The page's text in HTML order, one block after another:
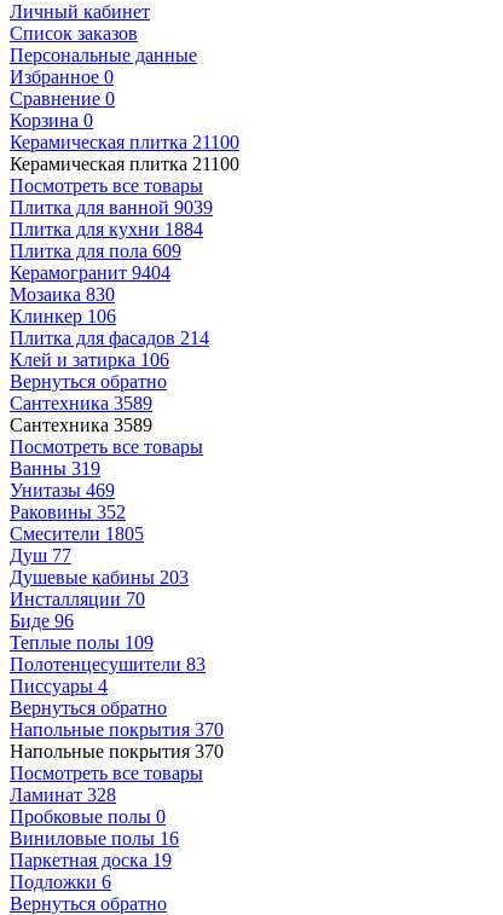
Личный кабинет
Список заказов
Персональные данные
Избранное 0
Сравнение 0
Корзина 0
Керамическая плитка 21100
Керамическая плитка 21100
Посмотреть все товары
Плитка для ванной 9039
Плитка для кухни 1884
Плитка для пола 609
Керамогранит 9404
Мозаика 830
Клинкер 106
Плитка для фасадов 214
Клей и затирка 106
Вернуться обратно
Сантехника 3589
Сантехника 3589
Посмотреть все товары
Ванны 319
Унитазы 469
Раковины 352
Смесители 1805
Душ 77
Душевые кабины 203
Инсталляции 70
Биде 96
Теплые полы 109
Полотенцесушители 83
Писсуары 4
Вернуться обратно
Напольные покрытия 370
Напольные покрытия 370
Посмотреть все товары
Ламинат 328
Пробковые полы 0
Виниловые полы 16
Паркетная доска 19
Подложки 6
Вернуться обратно